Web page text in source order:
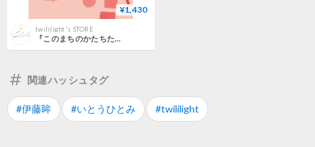
¥1,430
twililight's STORE
『このまちのかたちたち』伊藤眸
関連ハッシュタグ
#伊藤眸 #いとうひとみ #twililight